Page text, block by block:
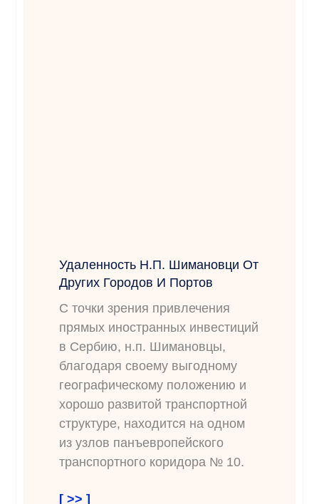
Удаленность Н.п. Шимановци От
Других Городов И Портов
С точки зрения привлечения
прямых иностранных инвестиций
в Сербию, н.п. Шимановцы,
благодаря своему выгодному
географическому положению и
хорошо развитой транспортной
структуре, находится на одном
из узлов панъевропейского
транспортного коридора № 10.
[ >> ]